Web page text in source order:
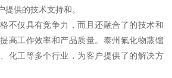
供的技术支持和。
不仅具有竞争力，而且还融合了的技术和
高工作效率和产品质量。泰州氟化物蒸馏
化工等多个行业，为客户提供了的解决方